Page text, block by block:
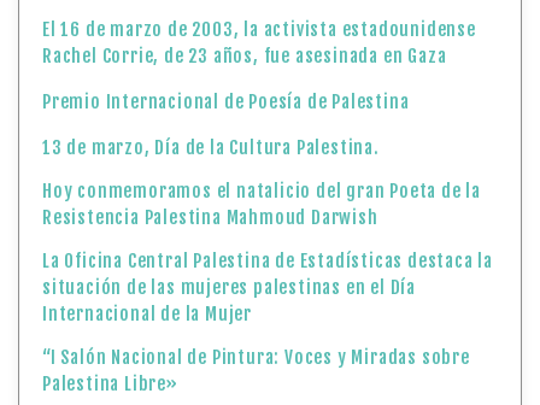
El 16 de marzo de 2003, la activista estadounidense
Rachel Corrie, de 23 años, fue asesinada en Gaza
Premio Internacional de Poesía de Palestina
13 de marzo, Día de la Cultura Palestina.
Hoy conmemoramos el natalicio del gran Poeta de la
Resistencia Palestina Mahmoud Darwish
La Oficina Central Palestina de Estadísticas destaca la
situación de las mujeres palestinas en el Día
Internacional de la Mujer
“I Salón Nacional de Pintura: Voces y Miradas sobre
Palestina Libre»